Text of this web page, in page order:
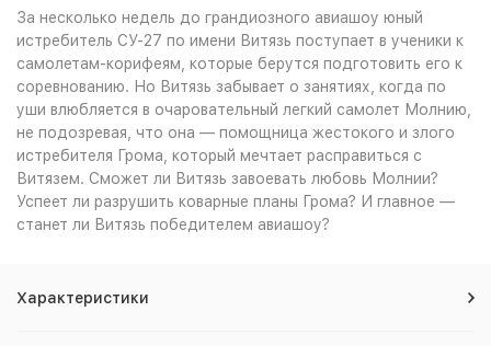
За несколько недель до грандиозного авиашоу юный
истребитель СУ-27 по имени Витязь поступает в ученики к
самолетам-корифеям, которые берутся подготовить его к
соревнованию. Но Витязь забывает о занятиях, когда по
уши влюбляется в очаровательный легкий самолет Молнию,
не подозревая, что она — помощница жестокого и злого
истребителя Грома, который мечтает расправиться с
Витязем. Сможет ли Витязь завоевать любовь Молнии?
Успеет ли разрушить коварные планы Грома? И главное —
станет ли Витязь победителем авиашоу?
Характеристики